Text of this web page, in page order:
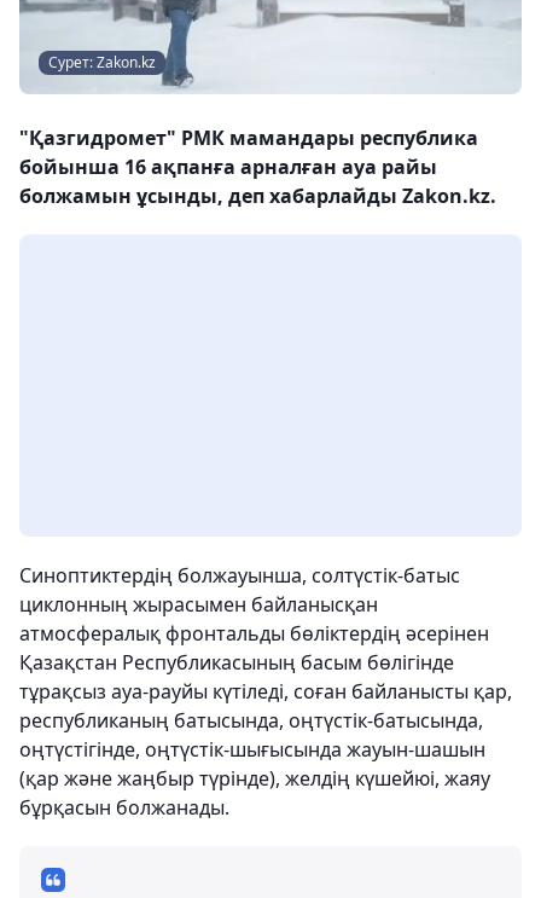
Сурет: Zakon.kz
"Қазгидромет" РМК мамандары республика
бойынша 16 ақпанға арналған ауа райы
болжамын ұсынды, деп хабарлайды Zakon.kz.
Синоптиктердің болжауынша, солтүстік-батыс
циклонның жырасымен байланысқан
атмосфералық фронтальды бөліктердің әсерінен
Қазақстан Республикасының басым бөлігінде
тұрақсыз ауа-рауйы күтіледі, соған байланысты қар,
республиканың батысында, оңтүстік-батысында,
оңтүстігінде, оңтүстік-шығысында жауын-шашын
(қар және жаңбыр түрінде), желдің күшейюі, жаяу
бұрқасын болжанады.